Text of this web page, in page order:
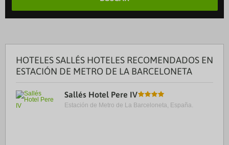
HOTELES SALLÉS HOTELES RECOMENDADOS EN
ESTACIÓN DE METRO DE LA BARCELONETA
Sallés Hotel Pere IV
Estación de Metro de La Barceloneta, España.